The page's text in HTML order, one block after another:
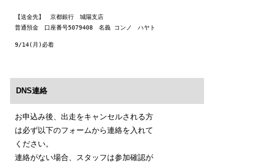
【送金先】 京都銀行 城陽支店
普通預金　口座番号5079408　名義 コンノ　ハヤト
9/14(月)必着
DNS連絡
お申込み後、出走をキャンセルされる方
は必ず以下のフォームから連絡を入れて
ください。
連絡がない場合、スタッフは参加確認が